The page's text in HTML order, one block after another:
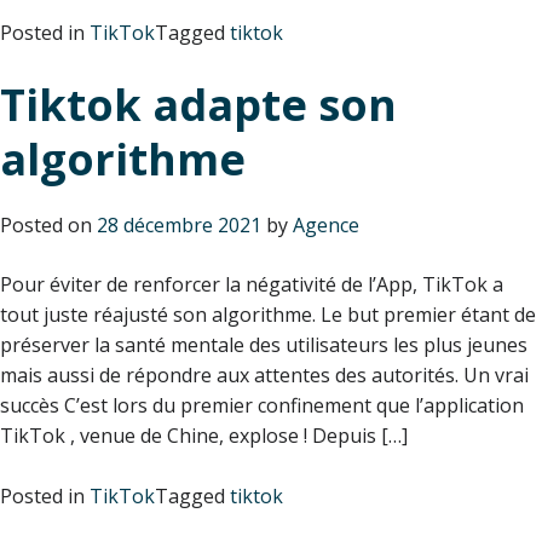
Posted in TikTokTagged tiktok
Tiktok adapte son
algorithme
Posted on 28 décembre 2021 byAgence
Pour éviter de renforcer la négativité de l’App, TikTok a
tout juste réajusté son algorithme. Le but premier étant de
préserver la santé mentale des utilisateurs les plus jeunes
mais aussi de répondre aux attentes des autorités. Un vrai
succès C’est lors du premier confinement que l’application
TikTok , venue de Chine, explose ! Depuis […]
Posted in TikTokTagged tiktok